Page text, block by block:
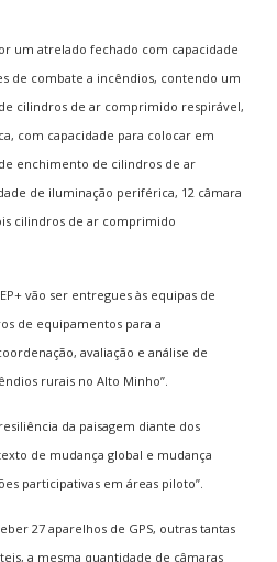
um atrelado fechado com capacidade
de combate a incêndios, contendo um
cilindros de ar comprimido respirável,
com capacidade para colocar em
enchimento de cilindros de ar
de iluminação periférica, 12 câmara
cilindros de ar comprimido
vão ser entregues às equipas de
de equipamentos para a
avaliação e análise de
rurais no Alto Minho”.
da paisagem diante dos
de mudança global e mudança
participativas em áreas piloto”.
27 aparelhos de GPS, outras tantas
a mesma quantidade de câmaras